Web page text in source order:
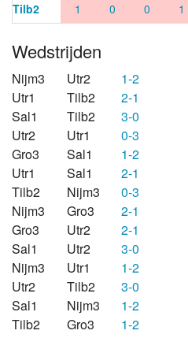
Tilb2
1 0 0 1
Wedstrijden
Nijm3 Utr2 1-2
Utr1
Tilb2 2-1
Sal1
Tilb2 3-0
Utr2
Utr1 0-3
Gro3
Sal1 1-2
Utr1
Sal1 2-1
Tilb2
Nijm3 0-3
Nijm3
Gro3 2-1
Gro3
Utr2 2-1
Sal1
Utr2 3-0
Nijm3
Utr1 1-2
Utr2
Tilb2 3-0
Sal1
Nijm3 1-2
Tilb2
Gro3 1-2